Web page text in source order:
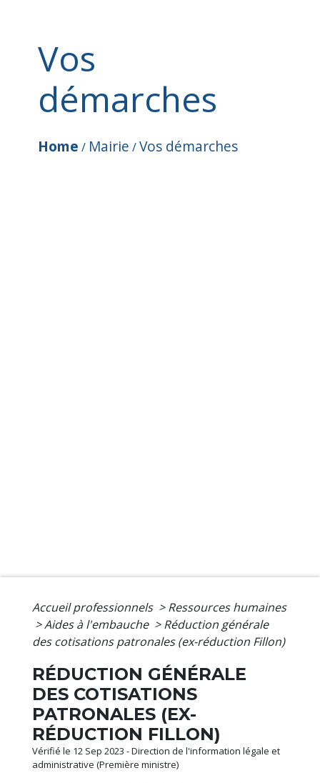
Vos
démarches
Home / Mairie /Vos démarches
Accueil professionnels > Ressources humaines
>Aides à l'embauche > Réduction générale
des cotisations patronales (ex-réduction Fillon)
RÉDUCTION GÉNÉRALE
DES COTISATIONS
PATRONALES (EX-
RÉDUCTION FILLON)
Vérifié le 12 Sep 2023 - Direction de l'information légale et
administrative (Première ministre)